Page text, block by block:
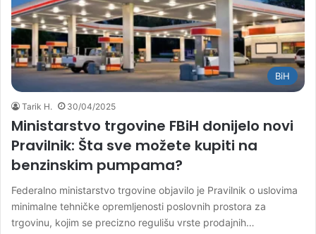
BiH
Tarik H. 30/04/2025
Ministarstvo trgovine FBiH donijelo novi
Pravilnik: Šta sve možete kupiti na
benzinskim pumpama?
Federalno ministarstvo trgovine objavilo je Pravilnik o uslovima
minimalne tehničke opremljenosti poslovnih prostora za
trgovinu, kojim se precizno regulišu vrste prodajnih…